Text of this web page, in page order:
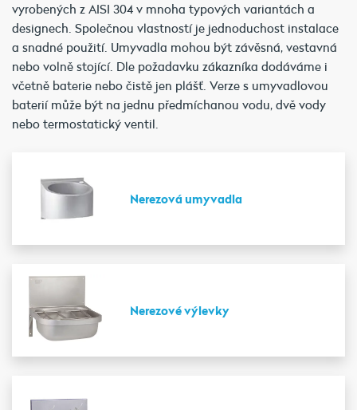
vyrobených z AISI 304 v mnoha typových variantách a
designech. Společnou vlastností je jednoduchost instalace
a snadné použití. Umyvadla mohou být závěsná, vestavná
nebo volně stojící. Dle požadavku zákazníka dodáváme i
včetně baterie nebo čistě jen plášť. Verze s umyvadlovou
baterií může být na jednu předmíchanou vodu, dvě vody
nebo termostatický ventil.
Nerezová umyvadla
Nerezové výlevky